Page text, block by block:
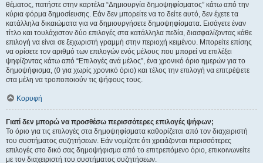
θέματος, πατήστε στην καρτέλα “Δημιουργία δημοψηφίσματος” κάτω από την
κύρια φόρμα δημοσίευσης. Εάν δεν μπορείτε να το δείτε αυτό, δεν έχετε τα
κατάλληλα δικαιώματα για να δημιουργήσετε δημοψηφίσματα. Εισάγετε έναν
τίτλο και τουλάχιστον δύο επιλογές στα κατάλληλα πεδία, διασφαλίζοντας κάθε
επιλογή να είναι σε ξεχωριστή γραμμή στην περιοχή κειμένου. Μπορείτε επίσης
να ορίσετε τον αριθμό των επιλογών ενός μέλους που μπορεί να επιλέξει
ψηφίζοντας κάτω από “Επιλογές ανά μέλος”, ένα χρονικό όριο ημερών για το
δημοψήφισμα, (0 για χωρίς χρονικό όριο) και τέλος την επιλογή να επιτρέψετε
στα μέλη να τροποποιούν τις ψήφους τους.
Κορυφή
Γιατί δεν μπορώ να προσθέσω περισσότερες επιλογές ψήφων;
Το όριο για τις επιλογές στα δημοψηφίσματα καθορίζεται από τον διαχειριστή
του συστήματος συζητήσεων. Εάν νομίζετε ότι χρειάζονται περισσότερες
επιλογές στο δικό σας δημοψήφισμα από το επιτρεπόμενο όριο, επικοινωνείτε
με τον διαχειριστή του συστήματος συζητήσεων.